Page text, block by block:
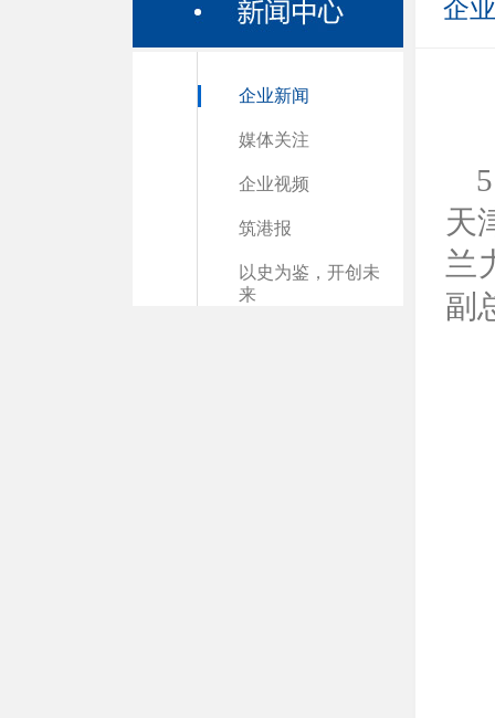
企业新闻
媒体关注
企业视频
筑港报
以史为鉴，开创未
来
企
天
兰
副